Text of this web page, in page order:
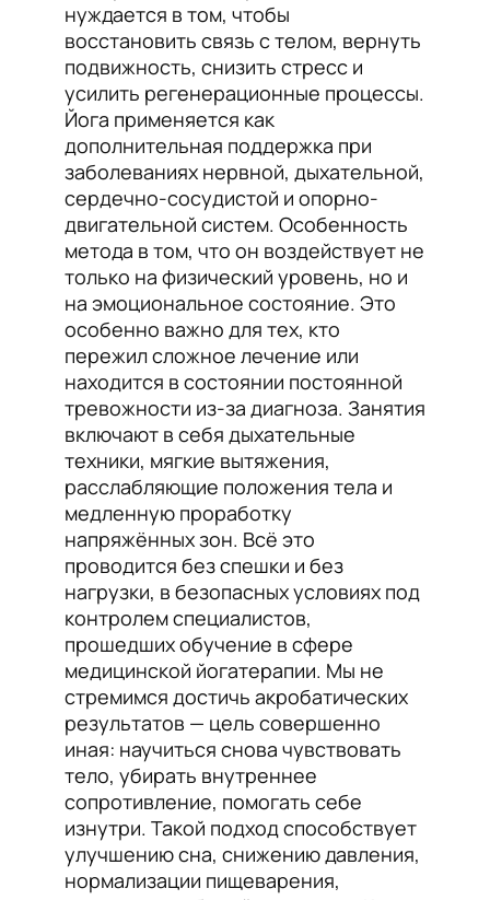
нуждается в том, чтобы
восстановить связь с телом, вернуть
подвижность, снизить стресс и
усилить регенерационные процессы.
Йога применяется как
дополнительная поддержка при
заболеваниях нервной, дыхательной,
сердечно-сосудистой и опорно-
двигательной систем. Особенность
метода в том, что он воздействует не
только на физический уровень, но и
на эмоциональное состояние. Это
особенно важно для тех, кто
пережил сложное лечение или
находится в состоянии постоянной
тревожности из-за диагноза. Занятия
включают в себя дыхательные
техники, мягкие вытяжения,
расслабляющие положения тела и
медленную проработку
напряжённых зон. Всё это
проводится без спешки и без
нагрузки, в безопасных условиях под
контролем специалистов,
прошедших обучение в сфере
медицинской йогатерапии. Мы не
стремимся достичь акробатических
результатов — цель совершенно
иная: научиться снова чувствовать
тело, убирать внутреннее
сопротивление, помогать себе
изнутри. Такой подход способствует
улучшению сна, снижению давления,
нормализации пищеварения,